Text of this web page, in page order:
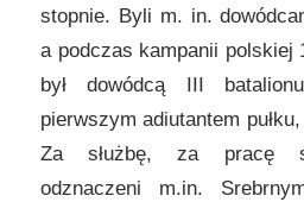
stopnie. Byli m. in.
a podczas kampanii polskiej
był dowódcą III
pierwszym adiutantem
Za służbę, za pracę
odznaczeni m.in.